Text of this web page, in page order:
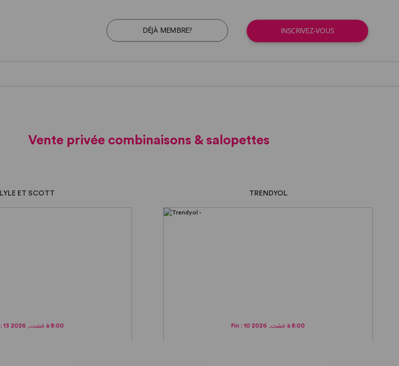
DÉJÀ MEMBRE? INSCRIVEZ-VOUS
Vente privée combinaisons & salopettes
LYLE ET SCOTT
Fin : 13 غشت, 2026 à 8:00
TRENDYOL
Fin : 10 غشت, 2026 à 8:00